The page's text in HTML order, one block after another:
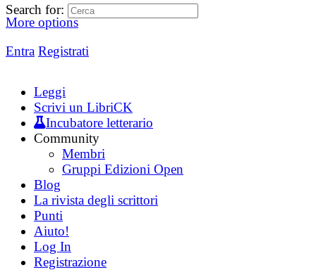
More options
Entra Registrati
Search for:
Leggi
Scrivi un LibriCK
Incubatore letterario
Community
Membri
Gruppi Edizioni Open
Blog
La rivista degli scrittori
Punti
Aiuto!
Log In
Registrazione